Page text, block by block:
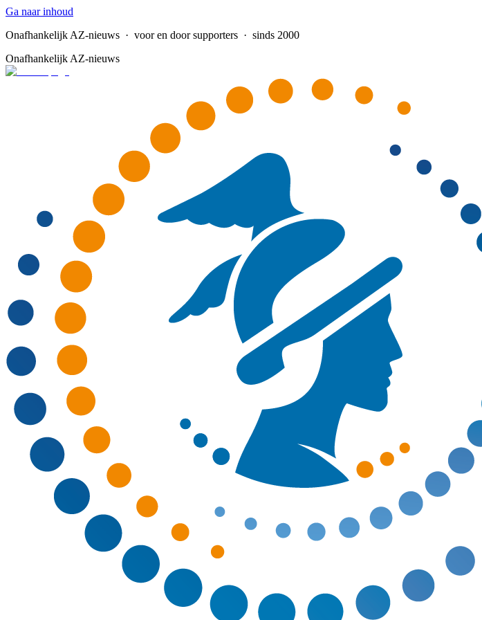
Ga naar inhoud
Onafhankelijk AZ-nieuws · voor en door supporters · sinds 2000
Onafhankelijk AZ-nieuws